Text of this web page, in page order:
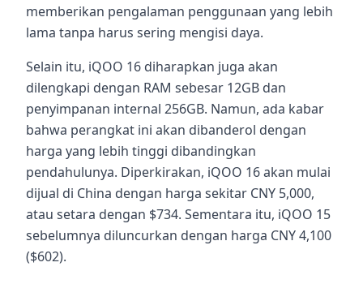
memberikan pengalaman penggunaan yang lebih
lama tanpa harus sering mengisi daya.
Selain itu, iQOO 16 diharapkan juga akan
dilengkapi dengan RAM sebesar 12GB dan
penyimpanan internal 256GB. Namun, ada kabar
bahwa perangkat ini akan dibanderol dengan
harga yang lebih tinggi dibandingkan
pendahulunya. Diperkirakan, iQOO 16 akan mulai
dijual di China dengan harga sekitar CNY 5,000,
atau setara dengan $734. Sementara itu, iQOO 15
sebelumnya diluncurkan dengan harga CNY 4,100
($602).